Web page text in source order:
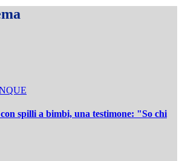
spilli a bimbi, una testimone: "So chi